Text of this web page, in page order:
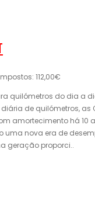
112,00€
quilómetros do dia a
de quilómetros, as
amortecimento há 10
uma nova era de
geração proporci..